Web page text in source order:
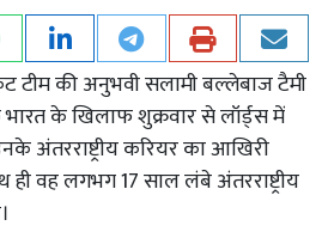
टीम की अनुभवी सलामी बल्लेबाज टैमी
के खिलाफ शुक्रवार से लॉर्ड्स में
अंतरराष्ट्रीय करियर का आखिरी
वह लगभग 17 साल लंबे अंतरराष्ट्रीय